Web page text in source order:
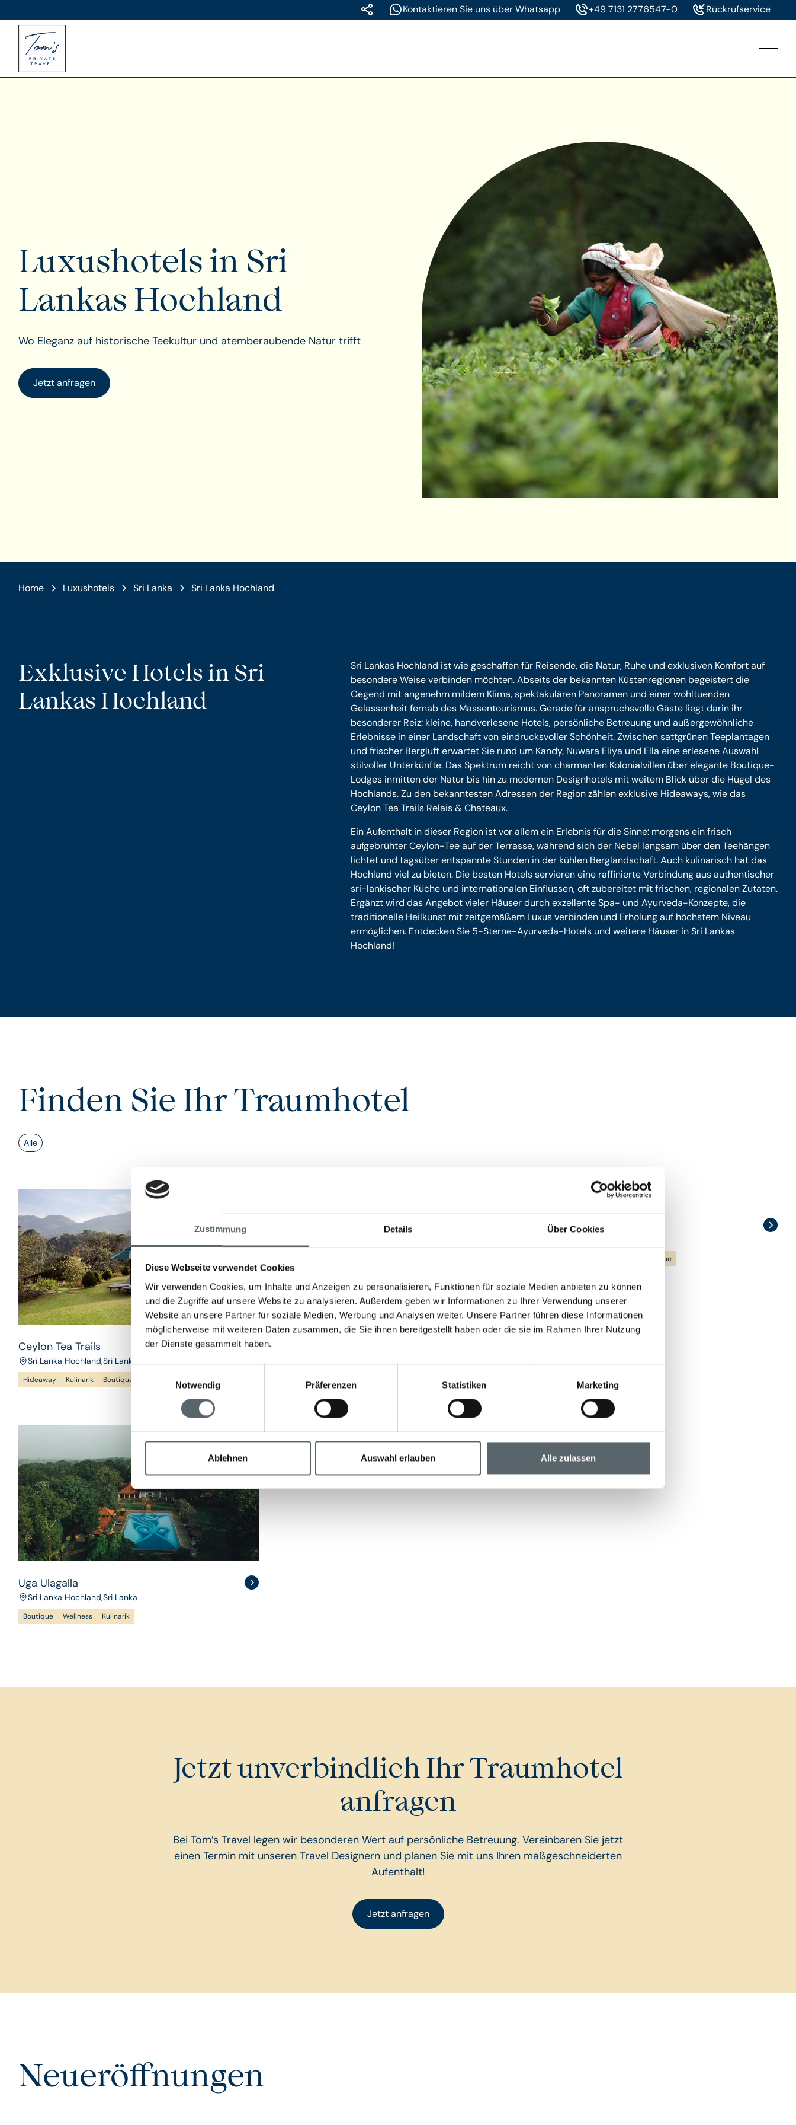
Zustimmung Details Über Cookies
Diese Webseite verwendet Cookies
Wir verwenden Cookies, um Inhalte und Anzeigen zu personalisieren, Funktionen für soziale Medien anbieten zu können
und die Zugriffe auf unsere Website zu analysieren. Außerdem geben wir Informationen zu Ihrer Verwendung unserer
Website an unsere Partner für soziale Medien, Werbung und Analysen weiter. Unsere Partner führen diese Informationen
möglicherweise mit weiteren Daten zusammen, die Sie ihnen bereitgestellt haben oder die sie im Rahmen Ihrer Nutzung
der Dienste gesammelt haben.
Einwilligungsauswahl
Notwendig
Präferenzen Statistiken Marketing
Ablehnen Auswahl erlauben Alle zulassen
Kontaktieren Sie uns über Whatsapp +49 7131 2776547-0 Rückrufservice
Luxushotels in Sri
Lankas Hochland
Wo Eleganz auf historische Teekultur und atemberaubende Natur trifft
Jetzt anfragen
Home Luxushotels Sri Lanka Sri Lanka Hochland
Exklusive Hotels in Sri
Lankas Hochland
Sri Lankas Hochland ist wie geschaffen für Reisende, die Natur, Ruhe und exklusiven Komfort auf
besondere Weise verbinden möchten. Abseits der bekannten Küstenregionen begeistert die
Gegend mit angenehm mildem Klima, spektakulären Panoramen und einer wohltuenden
Gelassenheit fernab des Massentourismus. Gerade für anspruchsvolle Gäste liegt darin ihr
besonderer Reiz: kleine, handverlesene Hotels, persönliche Betreuung und außergewöhnliche
Erlebnisse in einer Landschaft von eindrucksvoller Schönheit. Zwischen sattgrünen Teeplantagen
und frischer Bergluft erwartet Sie rund um Kandy, Nuwara Eliya und Ella eine erlesene Auswahl
stilvoller Unterkünfte. Das Spektrum reicht von charmanten Kolonialvillen über elegante Boutique-
Lodges inmitten der Natur bis hin zu modernen Designhotels mit weitem Blick über die Hügel des
Hochlands. Zu den bekanntesten Adressen der Region zählen exklusive Hideaways, wie das
Ceylon Tea Trails Relais & Chateaux.
Ein Aufenthalt in dieser Region ist vor allem ein Erlebnis für die Sinne: morgens ein frisch
aufgebrühter Ceylon-Tee auf der Terrasse, während sich der Nebel langsam über den Teehängen
lichtet und tagsüber entspannte Stunden in der kühlen Berglandschaft. Auch kulinarisch hat das
Hochland viel zu bieten. Die besten Hotels servieren eine raffinierte Verbindung aus authentischer
sri-lankischer Küche und internationalen Einflüssen, oft zubereitet mit frischen, regionalen Zutaten.
Ergänzt wird das Angebot vieler Häuser durch exzellente Spa- und Ayurveda-Konzepte, die
traditionelle Heilkunst mit zeitgemäßem Luxus verbinden und Erholung auf höchstem Niveau
ermöglichen. Entdecken Sie 5-Sterne-Ayurveda-Hotels und weitere Häuser in Sri Lankas
Hochland!
Finden Sie Ihr Traumhotel
Alle
Ceylon Tea Trails
Sri Lanka Hochland,Sri Lanka
Hideaway Kulinarik Boutique
Uga Halloowella
Boutique
Uga Ulagalla
Sri Lanka Hochland,Sri Lanka
Boutique Wellness Kulinarik
Jetzt unverbindlich Ihr Traumhotel
anfragen
Bei Tom’s Travel legen wir besonderen Wert auf persönliche Betreuung. Vereinbaren Sie jetzt
einen Termin mit unseren Travel Designern und planen Sie mit uns Ihren maßgeschneiderten
Aufenthalt!
Jetzt anfragen
Neueröffnungen